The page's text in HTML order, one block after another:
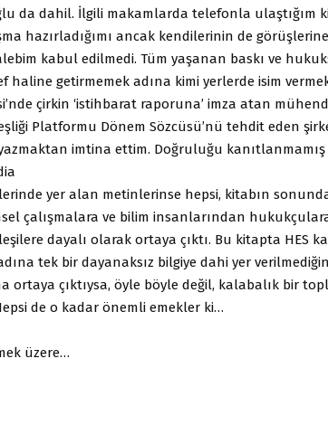
da dahil. İlgili makamlarda telefonla ulaştığım
hazırladığımı ancak kendilerinin de
kabul edilmedi. Tüm yaşanan baskı ve
haline getirmemek adına kimi yerlerde isim
çirkin ‘istihbarat raporuna’ imza atan
Platformu Dönem Sözcüsü’nü tehdit eden
imtina ettim. Doğruluğu
yer alan metinlerinse hepsi, kitabın
çalışmalara ve bilim insanlarından
dayalı olarak ortaya çıktı. Bu kitapta HES
tek bir dayanaksız bilgiye dahi yer
ortaya çıktıysa, öyle böyle değil, kalabalık bir
de o kadar önemli emekler ki…
üzere…